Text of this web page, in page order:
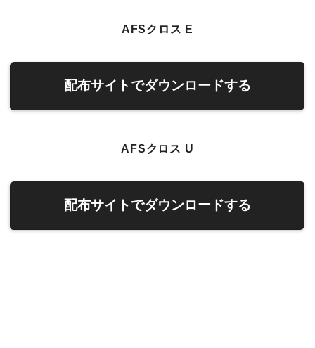
AFSクロス E
配布サイトでダウンロードする
AFSクロス U
配布サイトでダウンロードする